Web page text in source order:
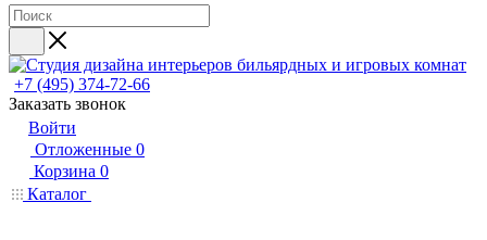
+7 (495) 374-72-66
Заказать звонок
Войти
Отложенные 0
Корзина 0
Каталог